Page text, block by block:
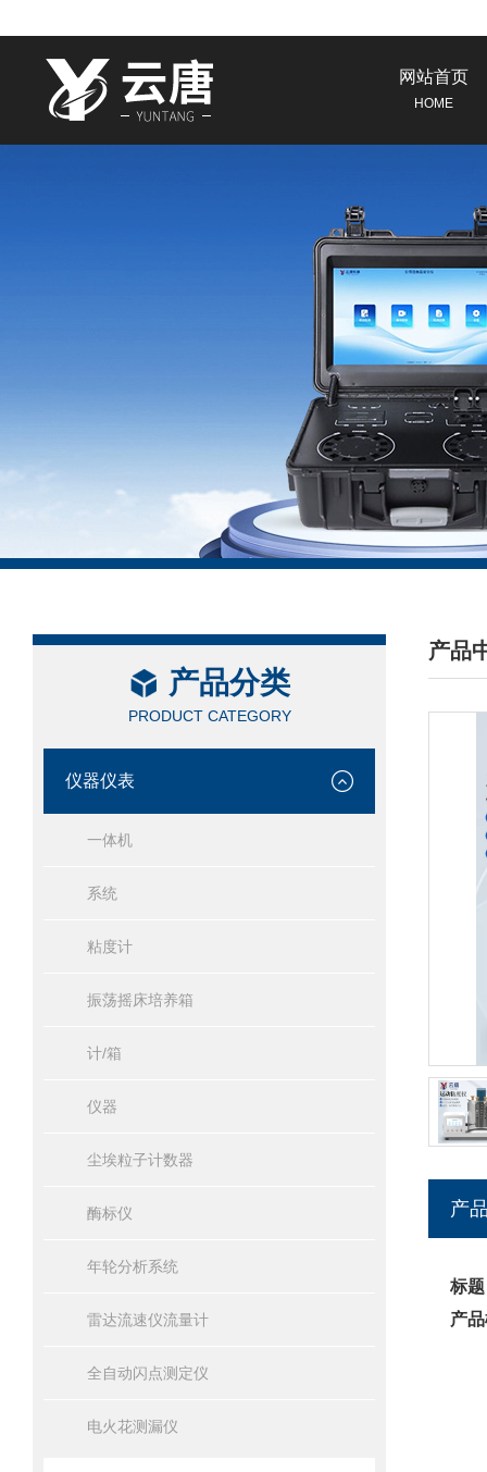
网站首页
HOME
产品分类
PRODUCT CATEGORY
仪器仪表
一体机
系统
粘度计
振荡摇床培养箱
计/箱
仪器
尘埃粒子计数器
酶标仪
年轮分析系统
雷达流速仪流量计
全自动闪点测定仪
电火花测漏仪
产品
/
产
标
产